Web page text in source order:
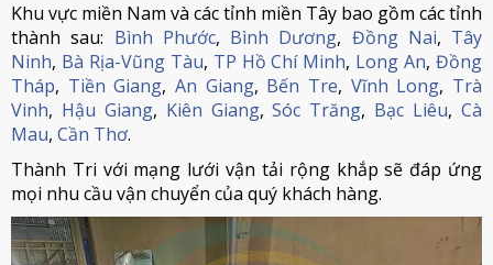
Khu vực miền Nam và các tỉnh miền Tây bao gồm các tỉnh
thành sau: Bình Phước, Bình Dương, Đồng Nai, Tây
Ninh, Bà Rịa-Vũng Tàu, TP Hồ Chí Minh, Long An,Đồng
Tháp, Tiền Giang,An Giang, Bến Tre, Vĩnh Long, Trà
Vinh, Hậu Giang, Kiên Giang,Sóc Trăng, Bạc Liêu,Cà
Mau, Cần Thơ.
Thành Tri với mạng lưới vận tải rộng khắp sẽ đáp ứng
mọi nhu cầu vận chuyển của quý khách hàng.